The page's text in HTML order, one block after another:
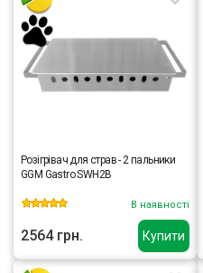
Купити
Розігрівач для страв - 2 пальники
GGM Gastro SWH2B
В наявності
2564 грн.